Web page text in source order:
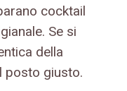
cocktail
Se si
della
posto giusto.